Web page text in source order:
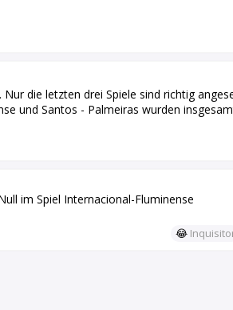
die letzten drei Spiele sind richtig
und Santos - Palmeiras wurden
im Spiel Internacional-Fluminense
😂